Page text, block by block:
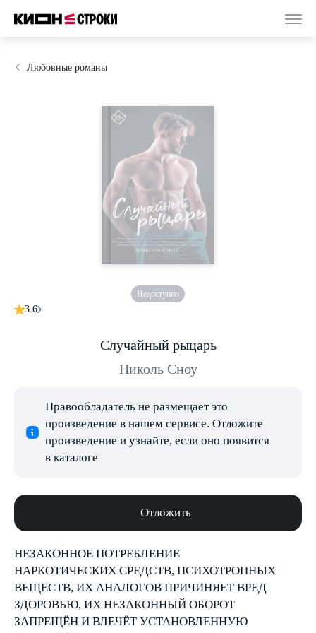
Любовные романы
Недоступно
3.6
Случайный рыцарь
Николь Сноу
Правообладатель не размещает это
произведение в нашем сервисе. Отложите
произведение и узнайте, если оно появится
в каталоге
Отложить
НЕЗАКОННОЕ ПОТРЕБЛЕНИЕ
НАРКОТИЧЕСКИХ СРЕДСТВ, ПСИХОТРОПНЫХ
ВЕЩЕСТВ, ИХ АНАЛОГОВ ПРИЧИНЯЕТ ВРЕД
ЗДОРОВЬЮ, ИХ НЕЗАКОННЫЙ ОБОРОТ
ЗАПРЕЩЁН И ВЛЕЧЁТ УСТАНОВЛЕННУЮ